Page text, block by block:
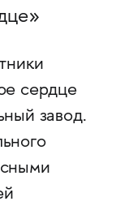
сердце
завод.